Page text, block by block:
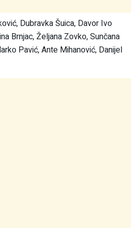
Dubravka Šuica, Davor Ivo
Brnjac, Željana Zovko, Sunčana
Pavić, Ante Mihanović, Danijel